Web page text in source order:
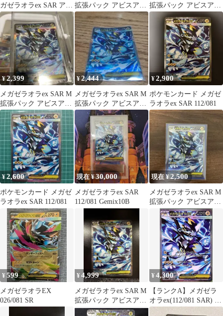
ガゼラオラex SAR アビ
スアイ 112/081
拡張パック アビスアイ
112/081
拡張パック アビスアイ
キラ 112/081
¥2,399
メガゼラオラex SAR M
拡張パック アビスアイ
キラ 112/081
¥2,444
メガゼラオラex SAR M
拡張パック アビスアイ
キラ 112/081
¥2,900
ポケモンカード メガゼ
ラオラex SAR 112/081
¥2,600
ポケモンカード メガゼ
ラオラex SAR 112/081
現在 ¥30,000
メガゼラオラex SAR
112/081 Gemix10B
現在 ¥2,500
メガゼラオラex SAR M
拡張パック アビスアイ
キラ 112/081
¥599
メガゼラオラEX
026/081 SR
¥4,999
メガゼラオラex SAR M
拡張パック アビスアイ
キラ 112/081
¥4,300
【ランクA】メガゼラ
オラex(112/081 SAR) ポ
ケモンカード【中古】